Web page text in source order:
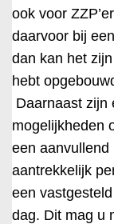
ook voor
daarvoor bij
dan kan het
hebt
Daarnaast zijn
mogelijkheden
een aanvullend
aantrekkelijk
een
dag. Dit mag u